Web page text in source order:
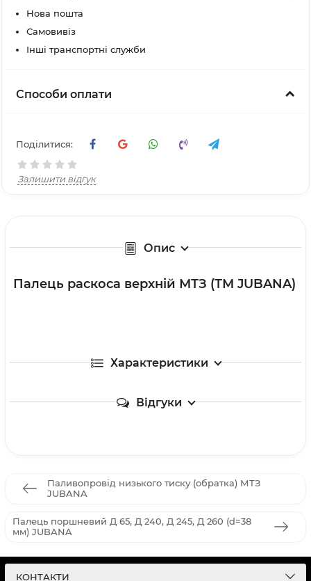
Нова пошта
Самовивіз
Інші транспортні служби
Способи оплати
Поділитися:
Залишити відгук
Опис
Палець раскоса верхній МТЗ (ТМ JUBANA)
Характеристики
Відгуки
Паливопровід низького тиску (обратка) МТЗ
JUBANA
Палець поршневий Д 65, Д 240, Д 245, Д 260 (d=38
мм) JUBANA
КОНТАКТИ